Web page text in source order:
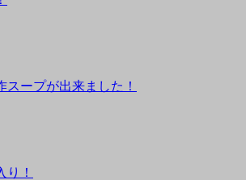
ープが出来ました！
！